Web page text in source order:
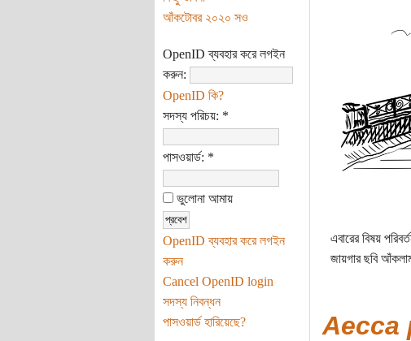
আঁকটোবর ২০২০ সও
OpenID ব্যবহার করে লগইন
করুন:
OpenID কি?
সদস্য পরিচয়: *
পাসওয়ার্ড: *
ভুলোনা আমায়
OpenID ব্যবহার করে লগইন
করুন
Cancel OpenID login
সদস্য নিবন্ধন
পাসওয়ার্ড হারিয়েছে?
এবারের বিষয়
জায়গার ছবি
Aecca